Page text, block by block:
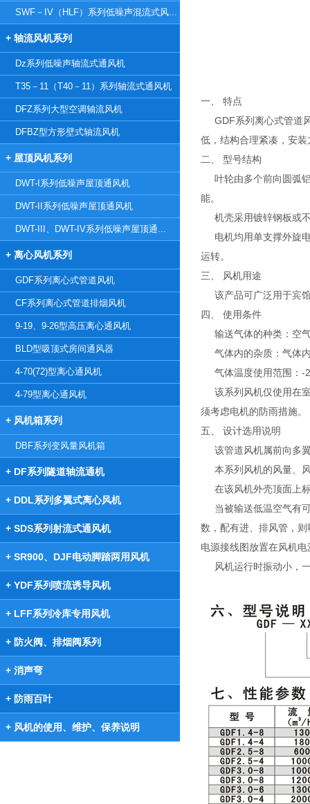
SWF－IV（HLF）系列低噪声混流式风...
+ 轴流风机系列
Dz系列低噪声轴流式通风机
T35－11（T40－11）系列轴流式通风机
DFZ系列大型空调轴流风机
DFBZ型方形壁式轴流风机
+ 屋顶风机系列
DWT-I系列低噪声屋顶通风机
DWT-II系列低噪声屋顶通风机
DWT-III、DWT-IV系列低噪声屋顶通...
+ 离心风机系列
GDF系列离心式管道风机
CF系列离心式管道排烟风机
9-19、9-26型高压离心通风机
BLD型吸顶式房间通风器
4-70(72)型离心通风机
4-79型离心通风机
+ 风机箱系列
DBF系列变风量风机箱
+ DF系列隧道轴流通机
+ DDL系列多翼式离心风机
+ SDS系列射流式通风机
+ SR900、DJF电动脚踏两用风机
+ YDF系列喷流诱导风机
+ LFF系列冷库专用风机
+ 防火阀、排烟阀系列
+ 消声弯
+ 防雨百叶
+ 风机的使用、维护、保养说明
一、 特点
GDF系列离心式管道风
低，结构合理紧凑，安
二、 型号结构
叶轮由多个前向圆弧铝
能。
机壳采用镀锌钢板或不
电机均用单支撑外旋电
运转。
三、 风机用途
该产品可广泛用于宾馆
四、 使用条件
输送气体的种类：空气
气体内的杂质：气体内
气体温度使用范围：
该系列风机仅使用在室
须考虑电机的防雨措施。
五、 设计选用说明
该管道风机属前向多翼
本系列风机的风量、风
在该风机外壳顶面上标
当被输送低温空气有可
数，配有进、排风管，
电源接线图放置在风机
风机运行时振动小，一